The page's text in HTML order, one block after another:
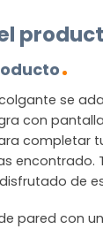
se
con
completar
de
pared con